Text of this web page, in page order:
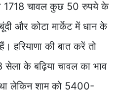
1718 चावल कुछ 50 रुपये के
और कोटा मार्केट में धान के
हरियाणा की बात करें तो
के बढ़िया चावल का भाव
लेकिन शाम को 5400-